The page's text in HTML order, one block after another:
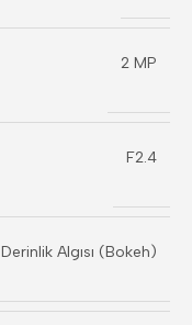
2 MP
F2.4
Derinlik Algısı (Bokeh)